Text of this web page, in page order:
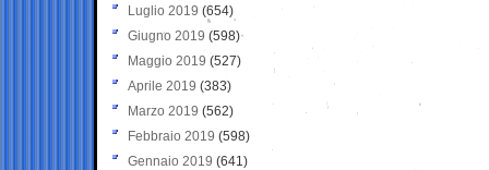
Luglio 2019 (654)
Giugno 2019 (598)
Maggio 2019 (527)
Aprile 2019 (383)
Marzo 2019 (562)
Febbraio 2019 (598)
Gennaio 2019 (641)